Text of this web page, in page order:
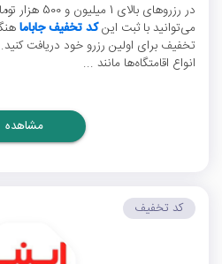
در رزروهای
می‌توانید با ثبت اینکد تخفیف جاباما
تخفیف برای اولین رزرو خود دریافت
انواع اقامتگاه‌ها مانند ...
مشاهده
کد تخفیف